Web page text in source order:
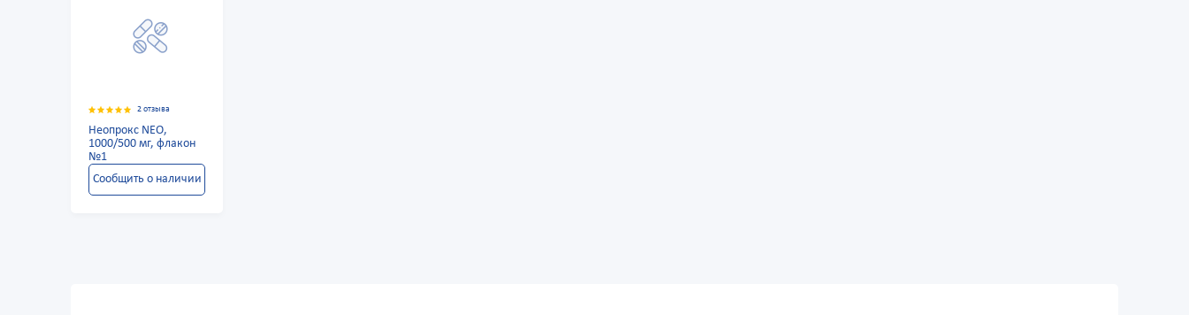
2 отзыва
Неопрокс NEO,
1000/500 мг, флакон
№1
Сообщить о наличии